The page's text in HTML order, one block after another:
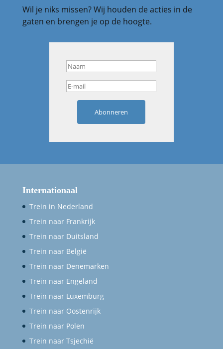
Wil je niks missen? Wij houden de acties in de
gaten en brengen je op de hoogte.
Abonneren
Internationaal
Trein in Nederland
Trein naar Frankrijk
Trein naar Duitsland
Trein naar België
Trein naar Denemarken
Trein naar Engeland
Trein naar Luxemburg
Trein naar Oostenrijk
Trein naar Polen
Trein naar Tsjechië